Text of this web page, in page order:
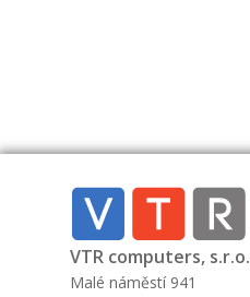
VTR computers, s.r.o.
Malé náměstí 941